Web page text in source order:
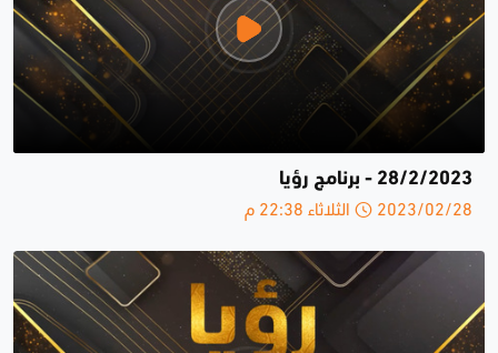
28/2/2023 - برنامج رؤيا
2023/02/28 الثلاثاء 22:38 م